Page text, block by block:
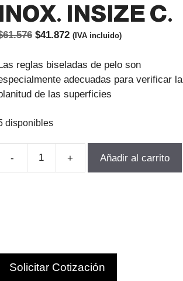
INOX. INSIZE C.
61.576 El
original
era:
$61.576.
$41.872El
actual
es:
$41.872.
(IVA incluido)
reglas biseladas de pelo son
adecuadas para verificar la
de las superficies
disponibles
Añadir al carrito
Solicitar Cotización